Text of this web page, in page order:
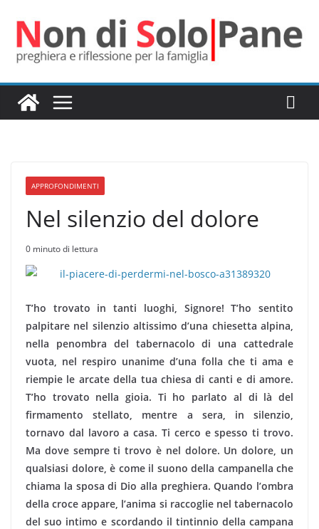
contenuto
APPROFONDIMENTI
Nel silenzio del dolore
0 minuto di lettura
T’ho trovato in tanti luoghi, Signore! T’ho sentito
palpitare nel silenzio altissimo d’una chiesetta alpina,
nella penombra del tabernacolo di una cattedrale
vuota, nel respiro unanime d’una folla che ti ama e
riempie le arcate della tua chiesa di can­ti e di amore.
T’ho trovato nella gioia. Ti ho parlato al di là del
firmamento stellato, men­tre a sera, in silenzio,
tornavo dal lavoro a casa. Ti cerco e spesso ti trovo.
Ma dove sempre ti trovo è nel dolore. Un dolore, un
qualsiasi dolore, è come il suono della campanella che
chiama la sposa di Dio al­la preghiera. Quando l’ombra
della croce appare, l’anima si raccoglie nel tabernacolo
del suo intimo e scordando il tintinnio della campana